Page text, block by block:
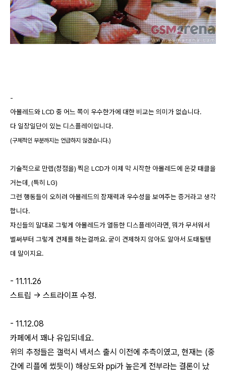
-
아몰레드와 LCD 중 어느 쪽이 우수한가에 대한 비교는 의미가 없습니다.
다 일장일단이 있는 디스플레이입니다.
(구체적인 부분까지는 언급하지 않겠습니다.)
기술적으로 만렙(정점을) 찍은 LCD가 이제 막 시작한 아몰레드에 온갖 태클을
거는데, (특히 LG)
그런 행동들이 오히려 아몰레드의 잠재력과 우수성을 보여주는 증거라고 생각
합니다.
자신들의 말대로 그렇게 아몰레드가 열등한 디스플레이라면, 뭐가 무서워서
벌써부터 그렇게 견제를 하는걸까요.굳이 견제하지 않아도 알아서 도태될텐
데 말이지요.
- 11.11.26
스트립 -> 스트라이프 수정.
- 11.12.08
카페에서 꽤나 유입되네요.
위의 추정들은 갤럭시 넥서스 출시 이전에 추측이였고, 현재는 (중
간에 리플에 썼듯이) 해상도와 ppi가 높은게 전부라는 결론이 났